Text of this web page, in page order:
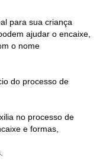
para sua criança
ajudar o encaixe,
o nome
do processo de
no processo de
e formas,